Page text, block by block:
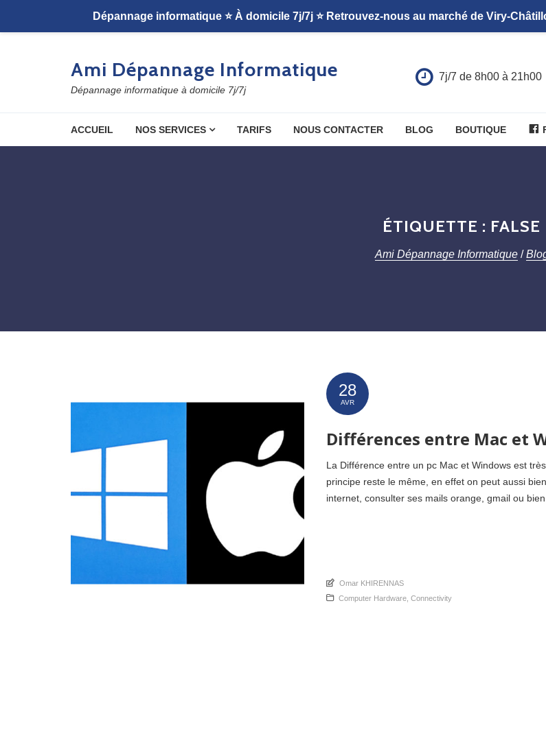
Ami Dépannage Informatique
Dépannage informatique à domicile 7j/7j
7j/7 de 8h00 à 21h00
ACCUEIL NOS SERVICES TARIFS NOUS CONTACTER BLOG BOUTIQUE
ÉTIQUETTE : FALSE
Ami Dépannage Informatique/
28
AVR
Différences entre Mac et
La Différence entre un pc Mac et Windows est
principe reste le même, en effet on peut aussi
internet, consulter ses mails orange, gmail ou
An article by
Omar KHIRENNAS
Posted in
Computer Hardware Connectivity